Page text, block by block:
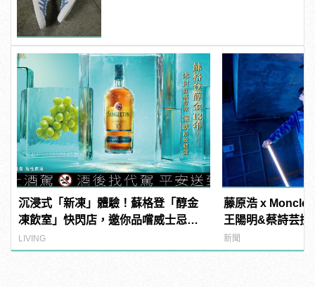
沉浸式「新凍」體驗！蘇格登「醇金
凍飲室」快閃店，邀你品嚐威士忌凍
飲滋味
LIVING
藤原浩 x Moncler
王陽明&蔡詩芸搶
新聞